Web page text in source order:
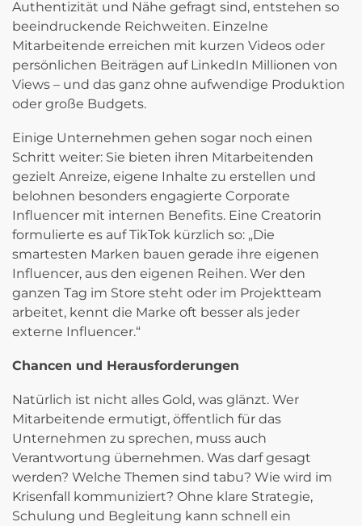
Authentizität und Nähe gefragt sind, entstehen so
beeindruckende Reichweiten. Einzelne
Mitarbeitende erreichen mit kurzen Videos oder
persönlichen Beiträgen auf LinkedIn Millionen von
Views – und das ganz ohne aufwendige Produktion
oder große Budgets.
Einige Unternehmen gehen sogar noch einen
Schritt weiter: Sie bieten ihren Mitarbeitenden
gezielt Anreize, eigene Inhalte zu erstellen und
belohnen besonders engagierte Corporate
Influencer mit internen Benefits. Eine Creatorin
formulierte es auf TikTok kürzlich so: „Die
smartesten Marken bauen gerade ihre eigenen
Influencer, aus den eigenen Reihen. Wer den
ganzen Tag im Store steht oder im Projektteam
arbeitet, kennt die Marke oft besser als jeder
externe Influencer.“
Chancen und Herausforderungen
Natürlich ist nicht alles Gold, was glänzt. Wer
Mitarbeitende ermutigt, öffentlich für das
Unternehmen zu sprechen, muss auch
Verantwortung übernehmen. Was darf gesagt
werden? Welche Themen sind tabu? Wie wird im
Krisenfall kommuniziert? Ohne klare Strategie,
Schulung und Begleitung kann schnell ein